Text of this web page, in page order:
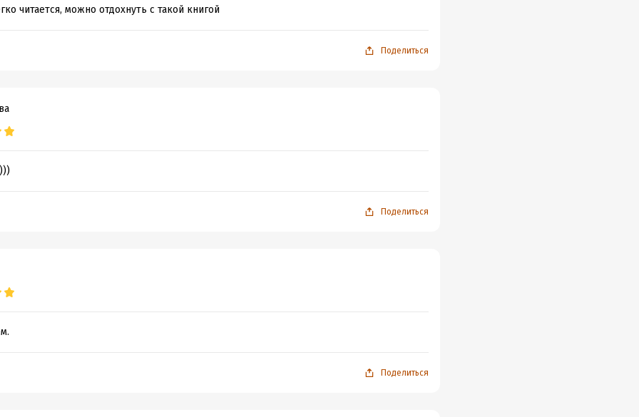
читается, можно отдохнуть с такой книгой
Поделиться
Поделиться
Поделиться